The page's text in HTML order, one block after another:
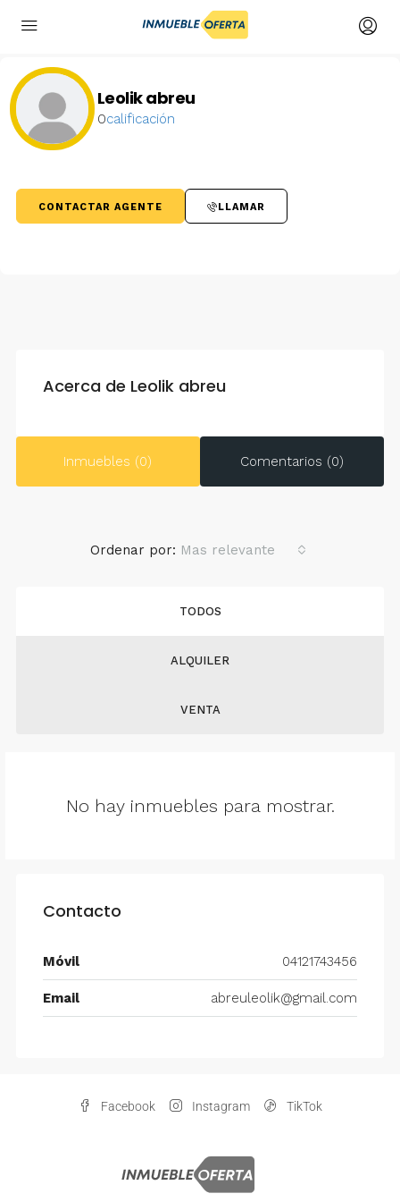
Leolik abreu
0calificación
CONTACTAR AGENTE LLAMAR
Acerca de Leolik abreu
Inmuebles (0) Comentarios (0)
TODOS
ALQUILER
VENTA
Ordenar por: Mas relevante
No hay inmuebles para mostrar.
Contacto
Móvil 04121743456
Email abreuleolik@gmail.com
Facebook Instagram TikTok